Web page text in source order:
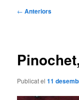
Navegació
← Anteriors
Publicat el11